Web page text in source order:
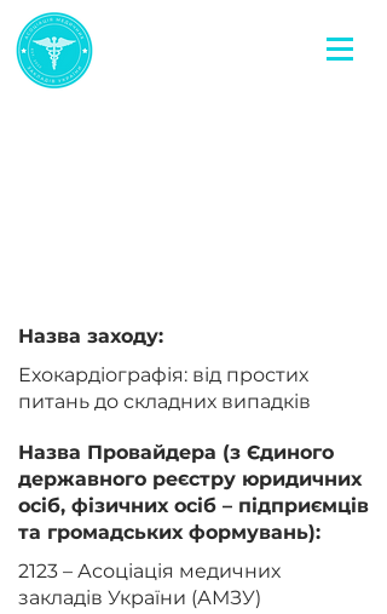
Назва заходу:
Ехокардіографія: від простих
питань до складних випадків
Назва Провайдера (з Єдиного
державного реєстру юридичних
осіб, фізичних осіб – підприємців
та громадських формувань):
2123 – Асоціація медичних
закладів України (АМЗУ)